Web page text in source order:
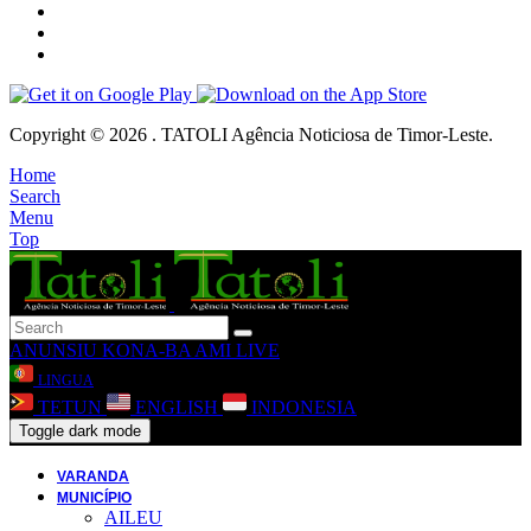
Copyright © 2026 . TATOLI Agência Noticiosa de Timor-Leste.
Home
Search
Menu
Top
ANUNSIU KONA-BA AMI LIVE
LINGUA
TETUN ENGLISH INDONESIA
Toggle dark mode
VARANDA
MUNICÍPIO
AILEU